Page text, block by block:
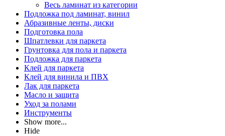
Весь ламинат из категории
Подложка под ламинат, винил
Абразивные ленты, диски
Подготовка пола
Шпатлевки для паркета
Грунтовка для пола и паркета
Подложка для паркета
Клей для паркета
Клей для винила и ПВХ
Лак для паркета
Масло и защита
Уход за полами
Инструменты
Show more...
Hide